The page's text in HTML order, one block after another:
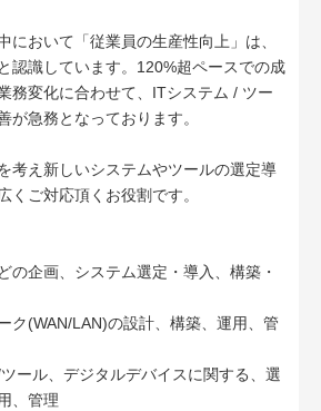
において「従業員の生産性向上」は、
認識しています。120%超ペースでの成
務変化に合わせて、ITシステム / ツー
が急務となっております。
考え新しいシステムやツールの選定導
くご対応頂くお役割です。
の企画、システム選定・導入、構築・
ク(WAN/LAN)の設計、構築、運用、管
ール、デジタルデバイスに関する、選
、管理